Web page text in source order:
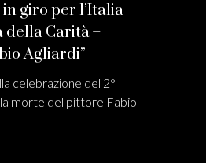
giro per l’Italia
della Carità –
Agliardi”
celebrazione del 2°
morte del pittore Fabio